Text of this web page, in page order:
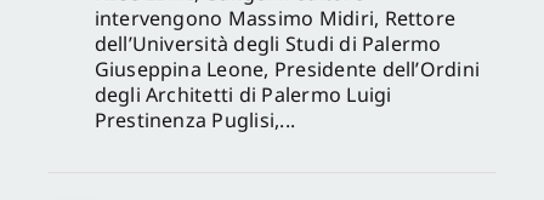
intervengono Massimo Midiri, Rettore
dell’Università degli Studi di Palermo
Giuseppina Leone, Presidente dell’Ordini
degli Architetti di Palermo Luigi
Prestinenza Puglisi,...